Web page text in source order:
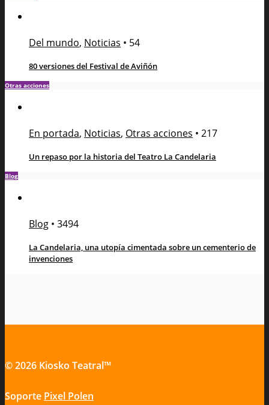
Del mundo, Noticias • 54
80 versiones del Festival de Aviñón
Otras acciones
En portada, Noticias, Otras acciones • 217
Un repaso por la historia del Teatro La Candelaria
Blog
Blog • 3494
La Candelaria, una utopía cimentada sobre un cementerio de
invenciones
© 2026 Kiosko Teatral™
Soporte Pixel Polen